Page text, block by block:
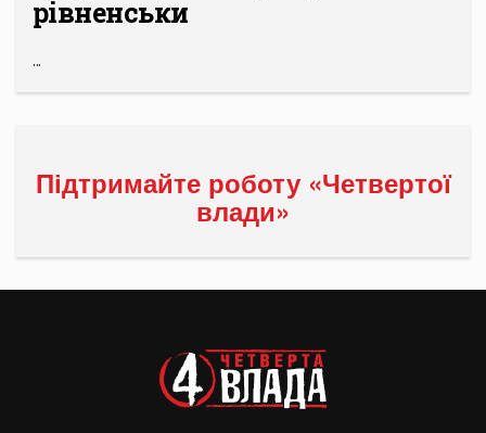
рівненськи
...
Підтримайте роботу «Четвертої
влади»